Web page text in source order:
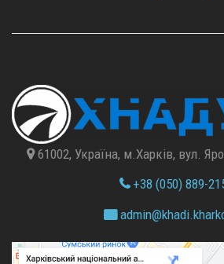
61002, Україна, м.Харків, вул.
+38 (050) 889-
admin@